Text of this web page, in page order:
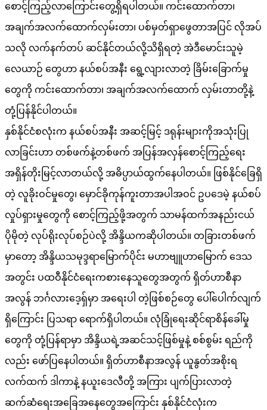
စောင့်ကြည့်လာကြောင်းတွေ့ရှိရပါတယ်။ ကင်းထောက်တာ၊
အချက်အလက်ထောက်လှမ်းတာ၊ ပစ်မှတ်ရှာဖွေတာအပြင် လိုအပ်
သလို လက်နက်တပ် ဆင်နိုင်တယ်လို့သိရှိရတဲ့ အဲဒီမောင်းသူမဲ့
လေယာဉ် တွေဟာ နယ်စပ်အနီး ရွေ့လျားလာတဲ့ ခြိမ်းခြောက်မှု
တွေကို ကင်းထောက်တာ၊ အချက်အလက်ထောက် လှမ်းတာတို့နဲ့
တုံ့ပြန်နိုင်ပါတယ်။
နှစ်နိုင်ငံစလုံးက နယ်စပ်အနီး အဆင့်မြင့် ဒရုန်းများကိုအသုံးပြု
လာခြင်းဟာ တစ်ဖက်နဲ့တစ်ဖက် အပြန်အလှန်စောင့်ကြည့်ရေး
အရှိန်တိုးမြင့်လာတယ်လို့ အဓိပ္ပာယ်ထွက်နေပါတယ်။ ဖြစ်နိုင်ခြေရှိ
တဲ့ လူခိုးဝင်မှုတွေ၊ မှောင်ခိုကုန်ကူးတာအပါအဝင် ဥပဒေမဲ့ နယ်စပ်
လှုပ်ရှားမှုတွေကို စောင့်ကြည့်ဖို့အတွက် သာမန်ထက်အနည်းငယ်
ပိုမိုတဲ့ လုပ်ရိုးလုပ်စဉ်ပဲလို့ အိန္ဒိယကဆိုပါတယ်။ တခြားတစ်ဖက်
မှာတော့ အိန္ဒိယသမုဒ္ဒရာမြောက်ပိုင်း မဟာဗျူဟာမြောက် ဒေသ
အတွင်း ပထဝီနိုင်ငံရေးကစားနေသူတွေအတွက် ရှိတ်ဟာစီနာ
အလွန် ဘင်္ဂလားဒေ့ရှ်မှာ အရေးပါ တဲ့ဖြစ်စဉ်တွေ ပေါ်ပေါက်လျက်
ရှိကြောင်း ပြသရာ ရောက်ရှိပါတယ်။ လုံခြုံရေးဆိုင်ရာစိန်ခေါ်မှု
တွေကို တုံ့ပြန်ရာမှာ အိန္ဒိယရဲ့အဆင်သင့်ဖြစ်မှုနဲ့ စစ်စွမ်း ရည်ကို
လည်း ဖော်ပြနေပါတယ်။ ရှိတ်ဟာစီနာအလွန် ယူနွတ်အစိုးရ
လက်ထက် ဒါကာနဲ့ နယူးဒေလီတို့ အကြား ပျက်ပြားလာတဲ့
ဆက်ဆံရေးအခြေအနေတွေအကြောင်း နှစ်နိုင်ငံလုံးက